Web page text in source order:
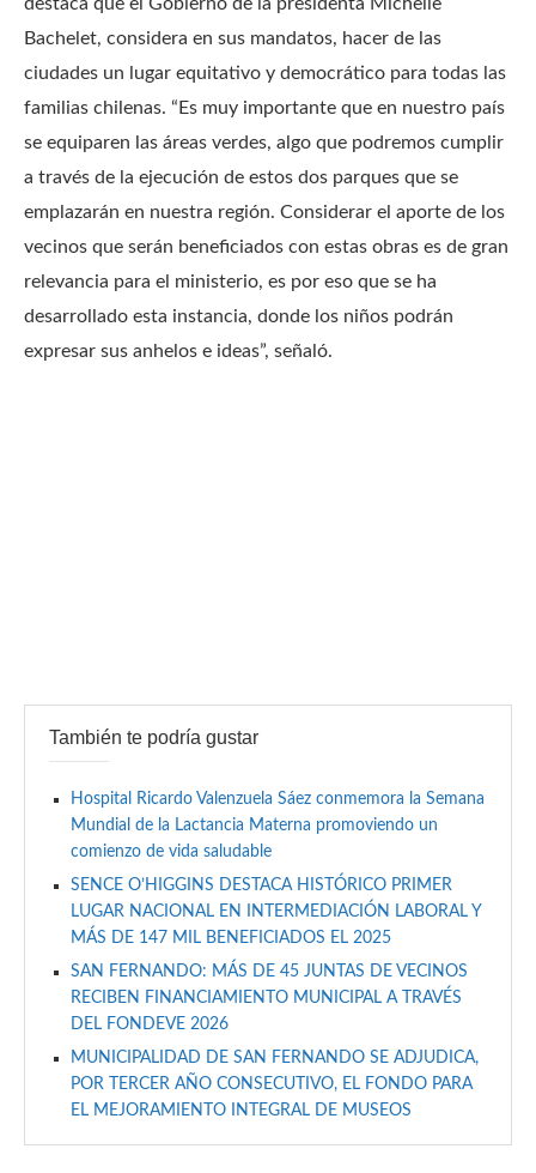
Bachelet, considera en sus mandatos, hacer de las
ciudades un lugar equitativo y democrático para todas las
familias chilenas. “Es muy importante que en nuestro país
se equiparen las áreas verdes, algo que podremos cumplir
a través de la ejecución de estos dos parques que se
emplazarán en nuestra región. Considerar el aporte de los
vecinos que serán beneficiados con estas obras es de gran
relevancia para el ministerio, es por eso que se ha
desarrollado esta instancia, donde los niños podrán
expresar sus anhelos e ideas”, señaló.
También te podría gustar
Hospital Ricardo Valenzuela Sáez conmemora la Semana
Mundial de la Lactancia Materna promoviendo un
comienzo de vida saludable
SENCE O’HIGGINS DESTACA HISTÓRICO PRIMER
LUGAR NACIONAL EN INTERMEDIACIÓN LABORAL Y
MÁS DE 147 MIL BENEFICIADOS EL 2025
SAN FERNANDO: MÁS DE 45 JUNTAS DE VECINOS
RECIBEN FINANCIAMIENTO MUNICIPAL A TRAVÉS
DEL FONDEVE 2026
MUNICIPALIDAD DE SAN FERNANDO SE ADJUDICA,
POR TERCER AÑO CONSECUTIVO, EL FONDO PARA
EL MEJORAMIENTO INTEGRAL DE MUSEOS